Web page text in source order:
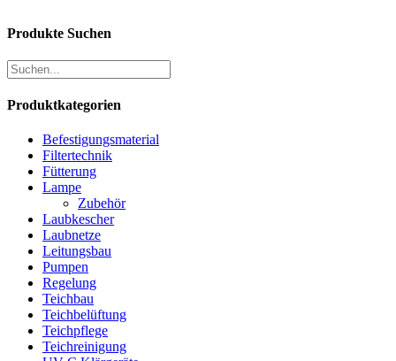
Produkte Suchen
Produktkategorien
Befestigungsmaterial
Filtertechnik
Fütterung
Lampe
Zubehör
Laubkescher
Laubnetze
Leitungsbau
Pumpen
Regelung
Teichbau
Teichbelüftung
Teichpflege
Teichreinigung